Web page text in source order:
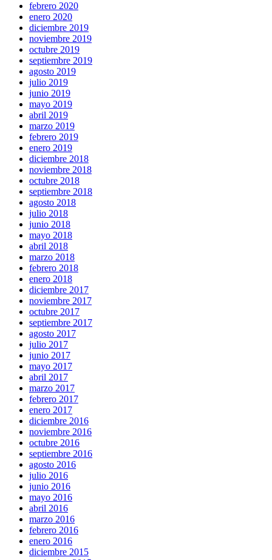
febrero 2020
enero 2020
diciembre 2019
noviembre 2019
octubre 2019
septiembre 2019
agosto 2019
julio 2019
junio 2019
mayo 2019
abril 2019
marzo 2019
febrero 2019
enero 2019
diciembre 2018
noviembre 2018
octubre 2018
septiembre 2018
agosto 2018
julio 2018
junio 2018
mayo 2018
abril 2018
marzo 2018
febrero 2018
enero 2018
diciembre 2017
noviembre 2017
octubre 2017
septiembre 2017
agosto 2017
julio 2017
junio 2017
mayo 2017
abril 2017
marzo 2017
febrero 2017
enero 2017
diciembre 2016
noviembre 2016
octubre 2016
septiembre 2016
agosto 2016
julio 2016
junio 2016
mayo 2016
abril 2016
marzo 2016
febrero 2016
enero 2016
diciembre 2015